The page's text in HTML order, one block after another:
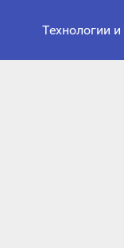
Технологии